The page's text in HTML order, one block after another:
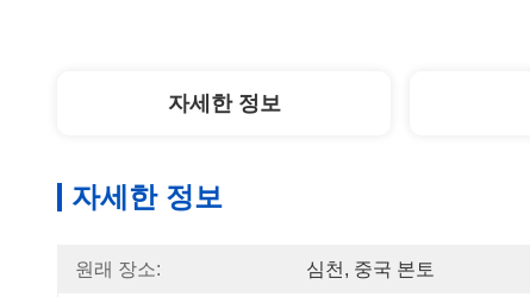
자세한 정보
자세한 정보
원래 장소: 심천, 중국 본토